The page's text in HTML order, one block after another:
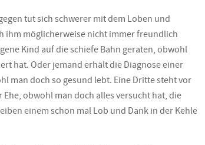
tut sich schwerer mit dem Loben und
ihm möglicherweise nicht immer freundlich
Kind auf die schiefe Bahn geraten, obwohl
hat. Oder jemand erhält die ­Diagnose einer
man doch so gesund lebt. Eine Dritte steht vor
obwohl man doch alles versucht hat, die
einem schon mal Lob und Dank in der Kehle